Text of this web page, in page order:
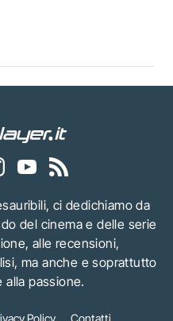
ci dedichiamo da
del cinema e delle serie
alle recensioni,
ma anche e soprattutto
passione.
Policy Contatti